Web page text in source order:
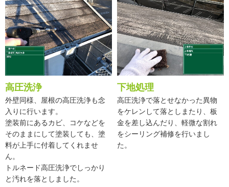
高圧洗浄
外壁同様、屋根の高圧洗浄も念
入りに行います。
塗装前にあるカビ、コケなどを
そのままにして塗装しても、塗
料が上手に付着してくれませ
ん。
トルネード高圧洗浄でしっかり
と汚れを落としました。
下地処理
高圧洗浄で落とせなかった異物
をケレンして落としまたり、板
金を差し込んだり、軽微な割れ
をシーリング補修を行いまし
た。